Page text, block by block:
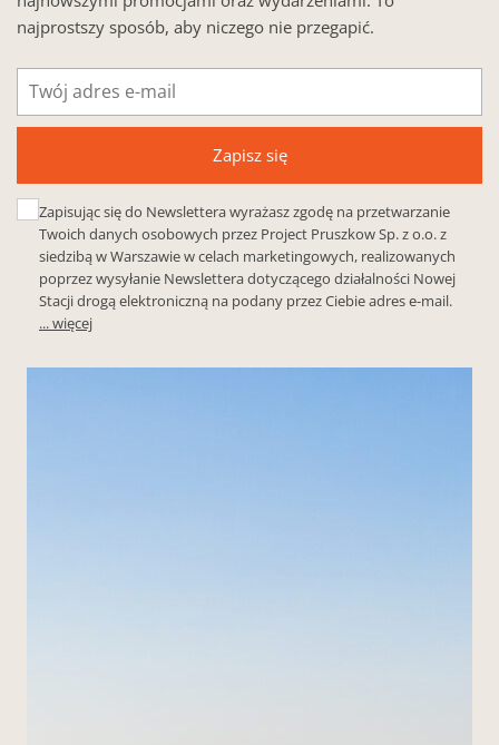
najprostszy sposób, aby niczego nie przegapić.
Adres
mail
Zapisz się
Zapisując się do Newslettera wyrażasz zgodę na przetwarzanie
Twoich danych osobowych przez Project Pruszkow Sp. z o.o. z
siedzibą w Warszawie w celach marketingowych, realizowanych
poprzez wysyłanie Newslettera dotyczącego działalności Nowej
Stacji drogą elektroniczną na podany przez Ciebie adres e-mail.
... więcej